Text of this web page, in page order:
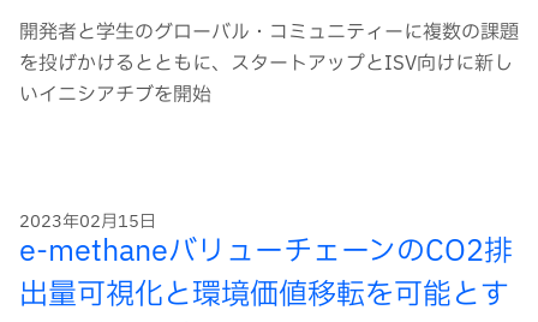
開発者と学生のグローバル・コミュニティーに複数の課題
を投げかけるとともに、スタートアップとISV向けに新し
いイニシアチブを開始
2023年02月15日
e-methaneバリューチェーンのCO2排
出量可視化と環境価値移転を可能とす